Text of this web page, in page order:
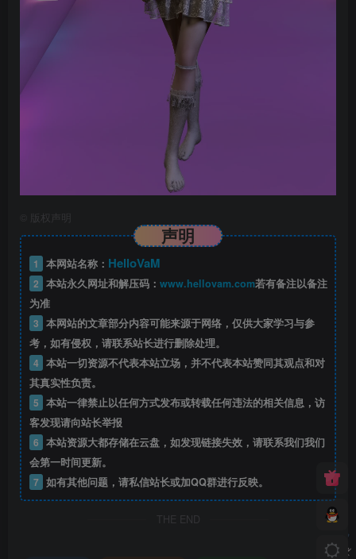
版权声明
声明
1 本网站名称： HelloVaM
2 本站永久网址和解压码： www.hellovam.com若有备注以备注
为准
3 本网站的文章部分内容可能来源于网络，仅供大家学习与参
考，如有侵权，请联系站长进行删除处理。
4 本站一切资源不代表本站立场，并不代表本站赞同其观点和对
其真实性负责。
5 本站一律禁止以任何方式发布或转载任何违法的相关信息，访
客发现请向站长举报
6 本站资源大都存储在云盘，如发现链接失效，请联系我们我们
会第一时间更新。
7 如有其他问题，请私信站长或加QQ群进行反映。
THE END